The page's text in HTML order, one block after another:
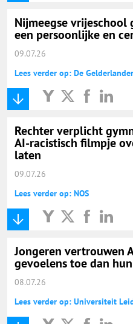
Nijmeegse
een persoonlijke en
09.07.26
Lees verder op: De Gelderlander
Rechter verplicht
AI-racistisch filmpje
laten
09.07.26
Lees verder op: NOS
Jongeren vertrouwen
gevoelens toe dan
08.07.26
Lees verder op: Universiteit